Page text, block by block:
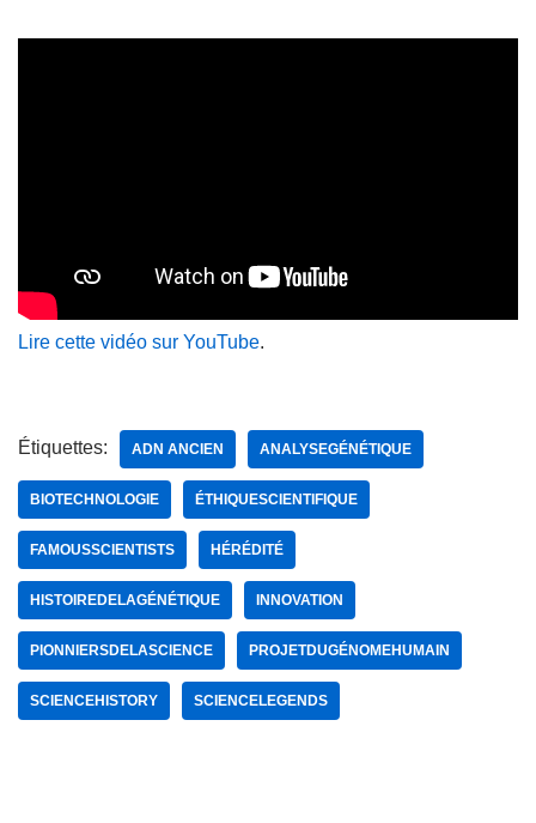
Lire cette vidéo sur YouTube.
Étiquettes: ADN ANCIEN ANALYSEGÉNÉTIQUE
BIOTECHNOLOGIE ÉTHIQUESCIENTIFIQUE
FAMOUSSCIENTISTS HÉRÉDITÉ
HISTOIREDELAGÉNÉTIQUE INNOVATION
PIONNIERSDELASCIENCE PROJETDUGÉNOMEHUMAIN
SCIENCEHISTORY SCIENCELEGENDS